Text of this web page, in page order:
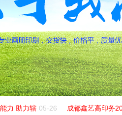
力 助力辖 05-26 成都鑫艺高印务